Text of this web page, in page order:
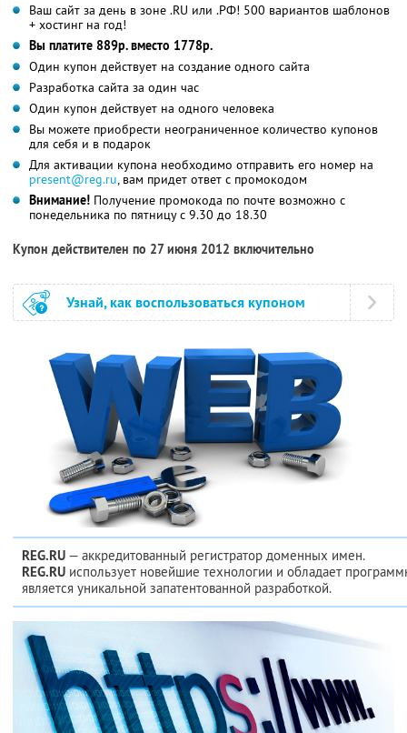
Ваш сайт за день в зоне .RU или .РФ! 500 вариантов шаблонов
+ хостинг на год!
Вы платите 889р. вместо 1778р.
Один купон действует на создание одного сайта
Разработка сайта за один час
Один купон действует на одного человека
Вы можете приобрести неограниченное количество купонов
для себя и в подарок
Для активации купона необходимо отправить его номер на
present@reg.ru, вам придет ответ с промокодом
Внимание! Получение промокода по почте возможно с
понедельника по пятницу с 9.30 до 18.30
Купон действителен по 27 июня 2012 включительно
Узнай, как воспользоваться купоном
REG.RU — аккредитованный регистратор доменных имен.
REG.RU использует новейшие технологии и обладает
является уникальной запатентованной разработкой.